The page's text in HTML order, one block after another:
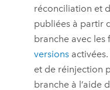
réconciliation et
publiées à partir
branche avec
versions
et de réinjection
branche à l’aide